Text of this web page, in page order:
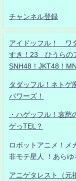
チャンネル登録
アイドッフル！ ワ
すき！23 ひうらの
SNH48！JKT48！
タダッフル！ネトゲ
パワーズ！
・ハゲッフル！哀
ゲっTEL？
ロボットアニメ！メ
非モテ星人 ！あらゆ
アニゲタレスト（